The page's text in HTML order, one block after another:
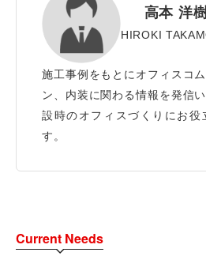
高本 洋
HIROKI
施工事例をもとにオフィスコ
ン、内装に関わる情報を発信
設時のオフィスづくりにお役
す。
Current Needs